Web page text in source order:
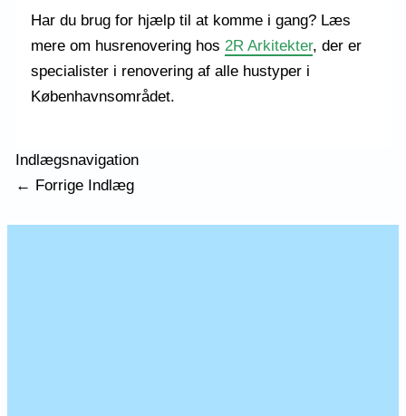
Har du brug for hjælp til at komme i gang? Læs
mere om husrenovering hos2R Arkitekter, der er
specialister i renovering af alle hustyper i
Københavnsområdet.
Indlægsnavigation
← Forrige Indlæg